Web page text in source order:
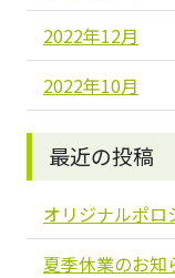
2022年12月
2022年10月
最近の投稿
オリジナルポロ
夏季休業のお知